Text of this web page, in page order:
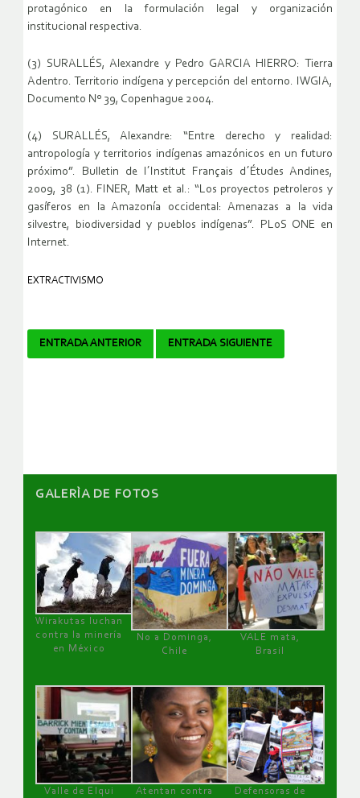
protagónico en la formulación legal y organización
institucional respectiva.
(3) SURALLÉS, Alexandre y Pedro GARCIA HIERRO: Tierra
Adentro. Territorio indígena y percepción del entorno. IWGIA,
Documento Nº 39, Copenhague 2004.
(4) SURALLÉS, Alexandre: “Entre derecho y realidad:
antropología y territorios indígenas amazónicos en un futuro
próximo”. Bulletin de l´Institut Français d´Études Andines,
2009, 38 (1). FINER, Matt et al.: “Los proyectos petroleros y
gasíferos en la Amazonía occidental: Amenazas a la vida
silvestre, biodiversidad y pueblos indígenas”. PLoS ONE en
Internet.
EXTRACTIVISMO
Navegador
ENTRADA ANTERIOR ENTRADA SIGUIENTE
GALERÌA DE FOTOS
Wirakutas luchan
contra la minería
en México
No a Dominga,
Chile
VALE mata,
Brasil
Valle de Elqui
Atentan contra
Defensoras de